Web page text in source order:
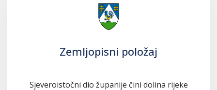
Zemljopisni položaj
Sjeveroistočni dio županije čini dolina rijeke